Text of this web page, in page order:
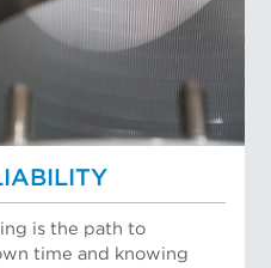
is the path to
time and knowing